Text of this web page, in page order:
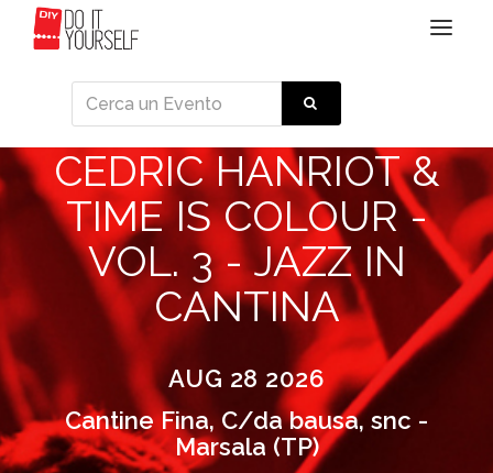
Toggle
CEDRIC HANRIOT &
TIME IS COLOUR -
VOL. 3 - JAZZ IN
CANTINA
AUG 28 2026
Cantine Fina, C/da bausa, snc -
Marsala (TP)